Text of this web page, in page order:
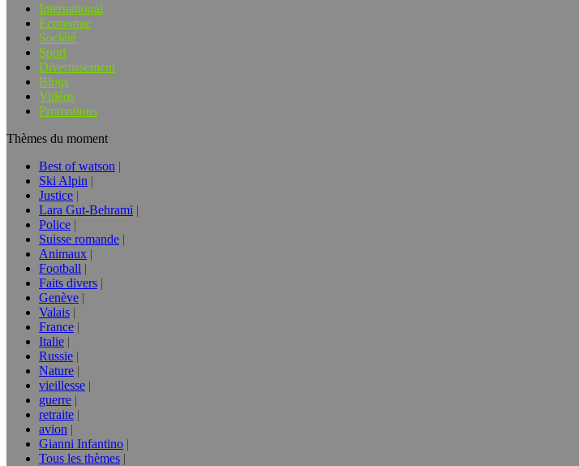
International
Economie
Société
Sport
Divertissement
Blogs
Vidéos
Promotions
Thèmes du moment
Best of watson
Ski Alpin
Justice
Lara Gut-Behrami
Police
Suisse romande
Animaux
Football
Faits divers
Genève
Valais
France
Italie
Russie
Nature
vieillesse
guerre
retraite
avion
Gianni Infantino
Tous les thèmes